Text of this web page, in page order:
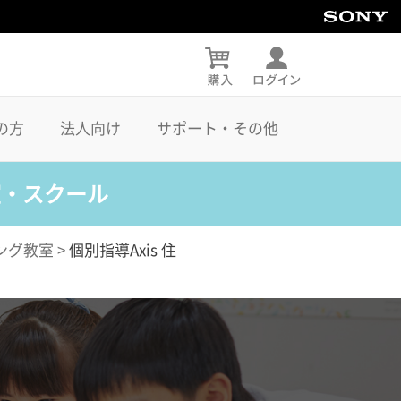
方 法人向け サポート・その他
スクール
グ教室 > 個別指導Axis 住